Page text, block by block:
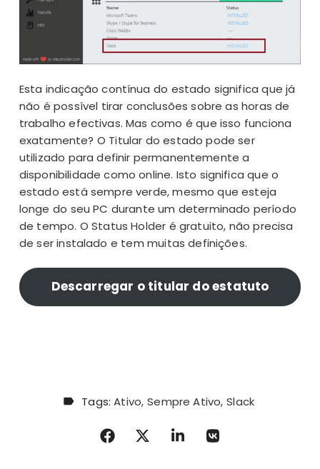
Esta indicação contínua do estado significa que já
não é possível tirar conclusões sobre as horas de
trabalho efectivas. Mas como é que isso funciona
exatamente? O Titular do estado pode ser
utilizado para definir permanentemente a
disponibilidade como online. Isto significa que o
estado está sempre verde, mesmo que esteja
longe do seu PC durante um determinado período
de tempo. O Status Holder é gratuito, não precisa
de ser instalado e tem muitas definições.
Descarregar o titular do estatuto
Tags:Ativo Sempre Ativo Slack